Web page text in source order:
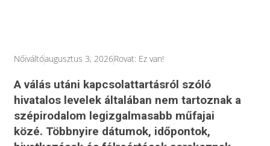
Nőiváltóaugusztus 3, 2026Rovat: Ez van!
A válás utáni kapcsolattartásról szóló
hivatalos levelek általában nem tartoznak a
szépirodalom legizgalmasabb műfajai
közé. Többnyire dátumok, időpontok,